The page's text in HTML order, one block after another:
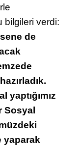
bilgileri verdi:
de
yaptığımız
Sosyal
yaparak